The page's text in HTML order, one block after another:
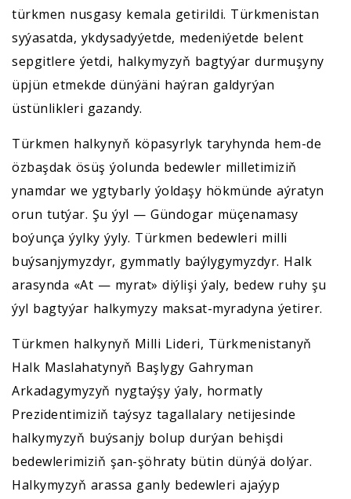
türkmen nusgasy kemala getirildi. Türkmenistan
syýasatda, ykdysadyýetde, medeniýetde belent
sepgitlere ýetdi, halkymyzyň bagtyýar durmuşyny
üpjün etmekde dünýäni haýran galdyrýan
üstünlikleri gazandy.
Türkmen halkynyň köpasyrlyk taryhynda hem-de
özbaşdak ösüş ýolunda bedewler milletimiziň
ynamdar we ygtybarly ýoldaşy hökmünde aýratyn
orun tutýar. Şu ýyl — Gündogar müçenamasy
boýunça ýylky ýyly. Türkmen bedewleri milli
buýsanjymyzdyr, gymmatly baýlygymyzdyr. Halk
arasynda «At — myrat» diýlişi ýaly, bedew ruhy şu
ýyl bagtyýar halkymyzy maksat-myradyna ýetirer.
Türkmen halkynyň Milli Lideri, Türkmenistanyň
Halk Maslahatynyň Başlygy Gahryman
Arkadagymyzyň nygtaýşy ýaly, hormatly
Prezidentimiziň taýsyz tagallalary netijesinde
halkymyzyň buýsanjy bolup durýan behişdi
bedewlerimiziň şan-şöhraty bütin dünýä dolýar.
Halkymyzyň arassa ganly bedewleri ajaýyp